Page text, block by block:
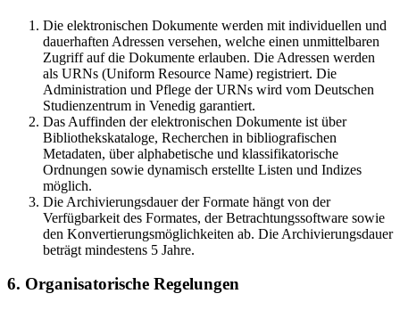
Die elektronischen Dokumente werden mit individuellen und
dauerhaften Adressen versehen, welche einen unmittelbaren
Zugriff auf die Dokumente erlauben. Die Adressen werden
als URNs (Uniform Resource Name) registriert. Die
Administration und Pflege der URNs wird vom Deutschen
Studienzentrum in Venedig garantiert.
Das Auffinden der elektronischen Dokumente ist über
Bibliothekskataloge, Recherchen in bibliografischen
Metadaten, über alphabetische und klassifikatorische
Ordnungen sowie dynamisch erstellte Listen und Indizes
möglich.
Die Archivierungsdauer der Formate hängt von der
Verfügbarkeit des Formates, der Betrachtungssoftware sowie
den Konvertierungsmöglichkeiten ab. Die Archivierungsdauer
beträgt mindestens 5 Jahre.
6. Organisatorische Regelungen